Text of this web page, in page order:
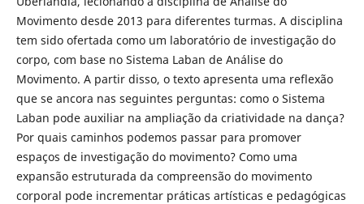
Movimento desde 2013 para diferentes turmas. A disciplina
tem sido ofertada como um laboratório de investigação do
corpo, com base no Sistema Laban de Análise do
Movimento. A partir disso, o texto apresenta uma reflexão
que se ancora nas seguintes perguntas: como o Sistema
Laban pode auxiliar na ampliação da criatividade na dança?
Por quais caminhos podemos passar para promover
espaços de investigação do movimento? Como uma
expansão estruturada da compreensão do movimento
corporal pode incrementar práticas artísticas e pedagógicas